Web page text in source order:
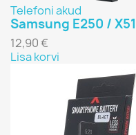
Telefoni akud
Samsung E250 /
12,90 €
Lisa korvi